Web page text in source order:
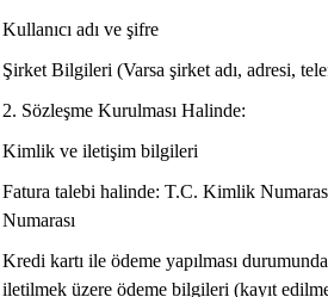
Kullanıcı adı ve şifre
Şirket Bilgileri (Varsa şirket adı, adresi,
2. Sözleşme Kurulması Halinde:
Kimlik ve iletişim bilgileri
Fatura talebi halinde: T.C. Kimlik
Numarası
Kredi kartı ile ödeme yapılması
iletilmek üzere ödeme bilgileri (kayıt